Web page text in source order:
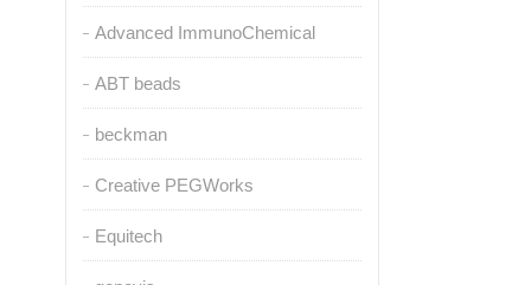
Advanced ImmunoChemical
ABT beads
beckman
Creative PEGWorks
Equitech